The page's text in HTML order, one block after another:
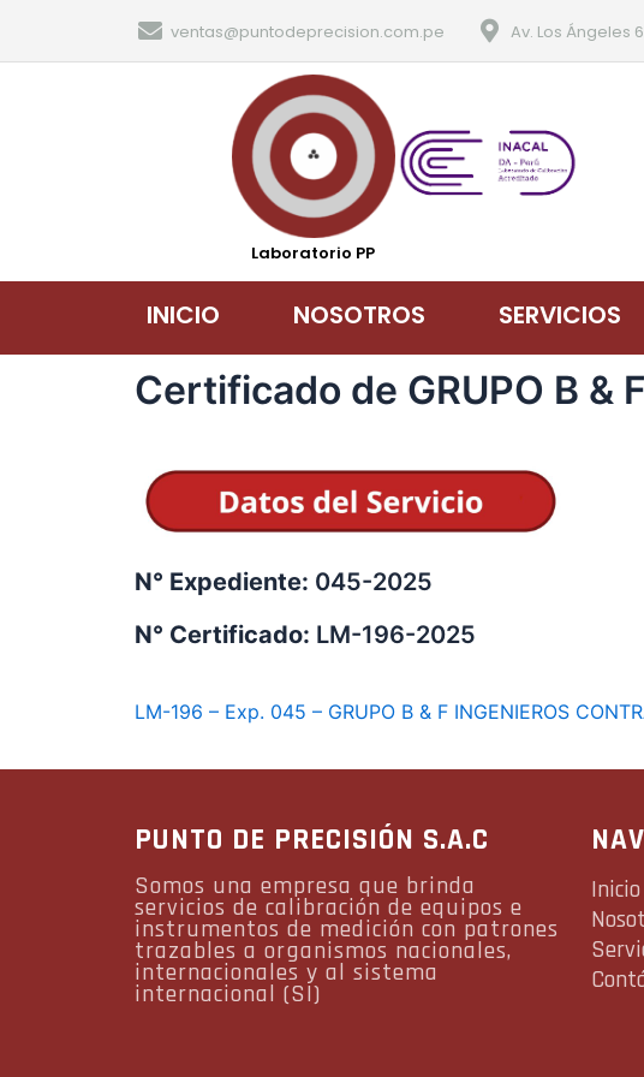
ventas@puntodeprecision.com.pe Av. Los Ángeles
Laboratorio PP
INICIO NOSOTROS SERVICIOS
Certificado de GRUPO B &
N° Expediente: 045-2025
N° Certificado: LM-196-2025
LM-196 – Exp. 045 – GRUPO B & F INGENIEROS
PUNTO DE PRECISIÓN S.A.C
Somos una empresa que brinda
servicios de calibración de equipos e
instrumentos de medición con patrones
trazables a organismos nacionales,
internacionales y al sistema
internacional (SI)
Inicio